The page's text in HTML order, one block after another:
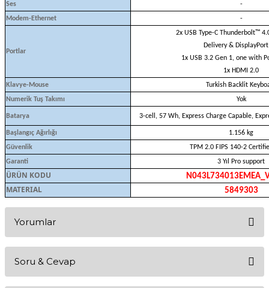
Ses
-
Modem-Ethernet
-
Portlar
2x USB Type-C Thunderbolt™
Delivery &
1x USB 3.2 Gen 1, one with
1x HDMI 2.0
Klavye-Mouse
Turkish Backlit
Numerik Tuş Takımı
Yok
Batarya 3-cell, 57 Wh, Express Charge Capable,
Başlangıç Ağırlığı
1.156 kg
Güvenlik
TPM 2.0 FIPS 140-2
Garanti
3 Yıl Pro support
ÜRÜN KODU
MATERIAL 5849303
Yorumlar
Soru & Cevap